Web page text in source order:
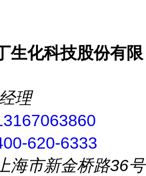
生化科技股份有限
理
620-6333
海市新金桥路36号